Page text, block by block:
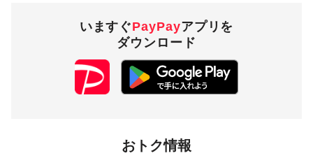
いますぐPayPayアプリを
ダウンロード
おトク情報